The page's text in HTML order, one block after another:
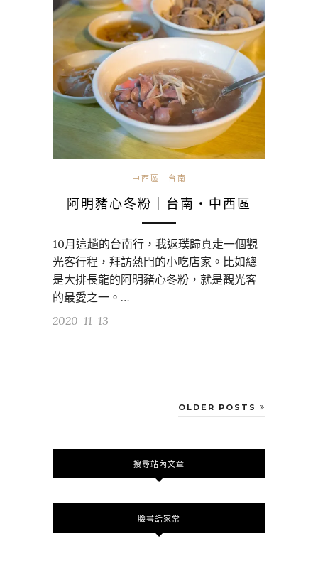
中西區 台南
阿明豬心冬粉｜台南・中西區
10月這趟的台南行，我返璞歸真走一個觀
光客行程，拜訪熱門的小吃店家。比如總
是大排長龍的阿明豬心冬粉，就是觀光客
的最愛之一。…
2020-11-13
OLDER POSTS
搜尋站內文章
臉書話家常